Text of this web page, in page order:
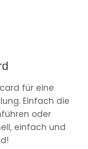
für eine
Einfach die
oder
einfach und